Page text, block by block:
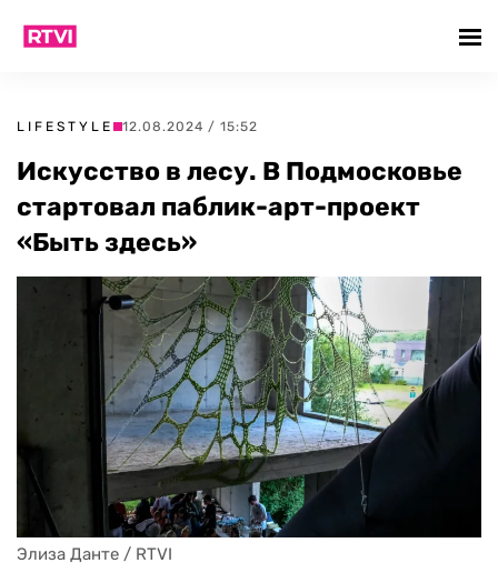
LIFESTYLE 12.08.2024 / 15:52
Искусство в лесу. В Подмосковье
стартовал паблик-арт-проект
«Быть здесь»
Элиза Данте / RTVI